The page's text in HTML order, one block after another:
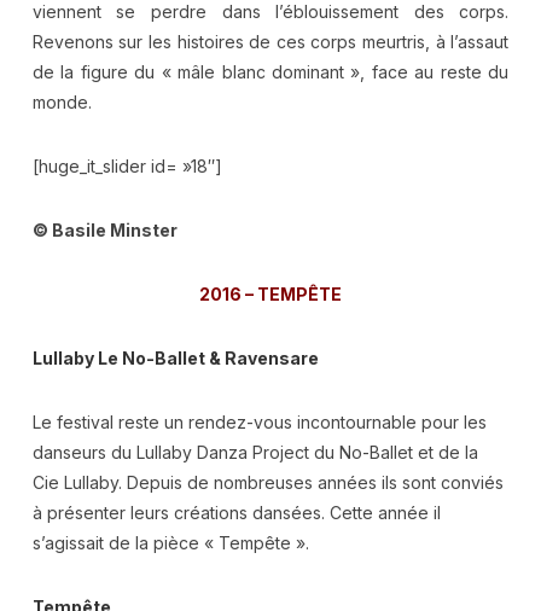
viennent se perdre dans l’éblouissement des corps.
Revenons sur les histoires de ces corps meurtris, à l’assaut
de la figure du « mâle blanc dominant », face au reste du
monde.
[huge_it_slider id= »18″]
© Basile Minster
2016 – TEMPÊTE
Lullaby Le No-Ballet & Ravensare
Le festival reste un rendez-vous incontournable pour les
danseurs du Lullaby Danza Project du No-Ballet et de la
Cie Lullaby. Depuis de nombreuses années ils sont conviés
à présenter leurs créations dansées. Cette année il
s’agissait de la pièce « Tempête ».